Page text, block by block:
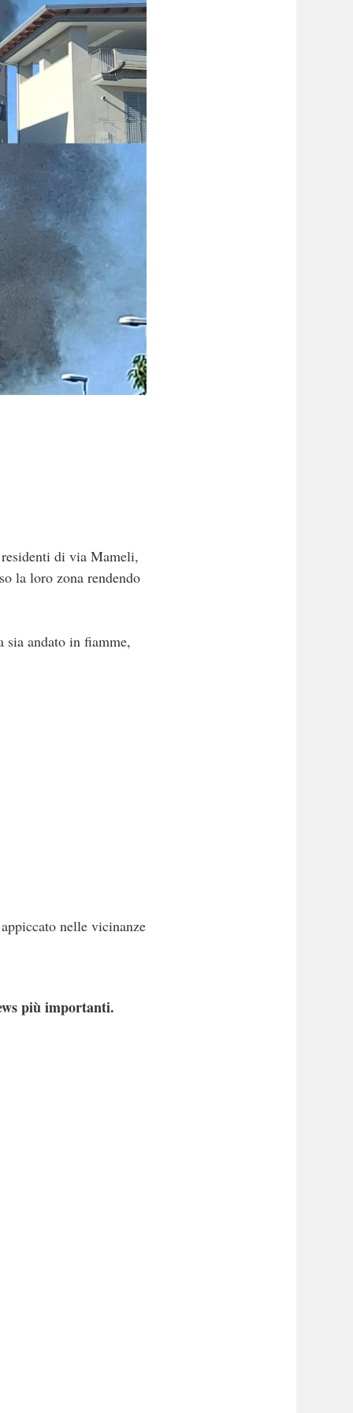
di via Mameli,
la loro zona rendendo
sia andato in fiamme,
nelle vicinanze
più importanti.